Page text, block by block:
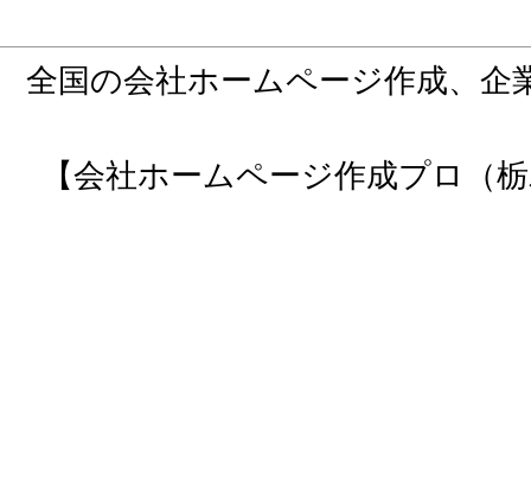
全国の会社ホームページ作成、企
【会社ホームページ作成プロ（